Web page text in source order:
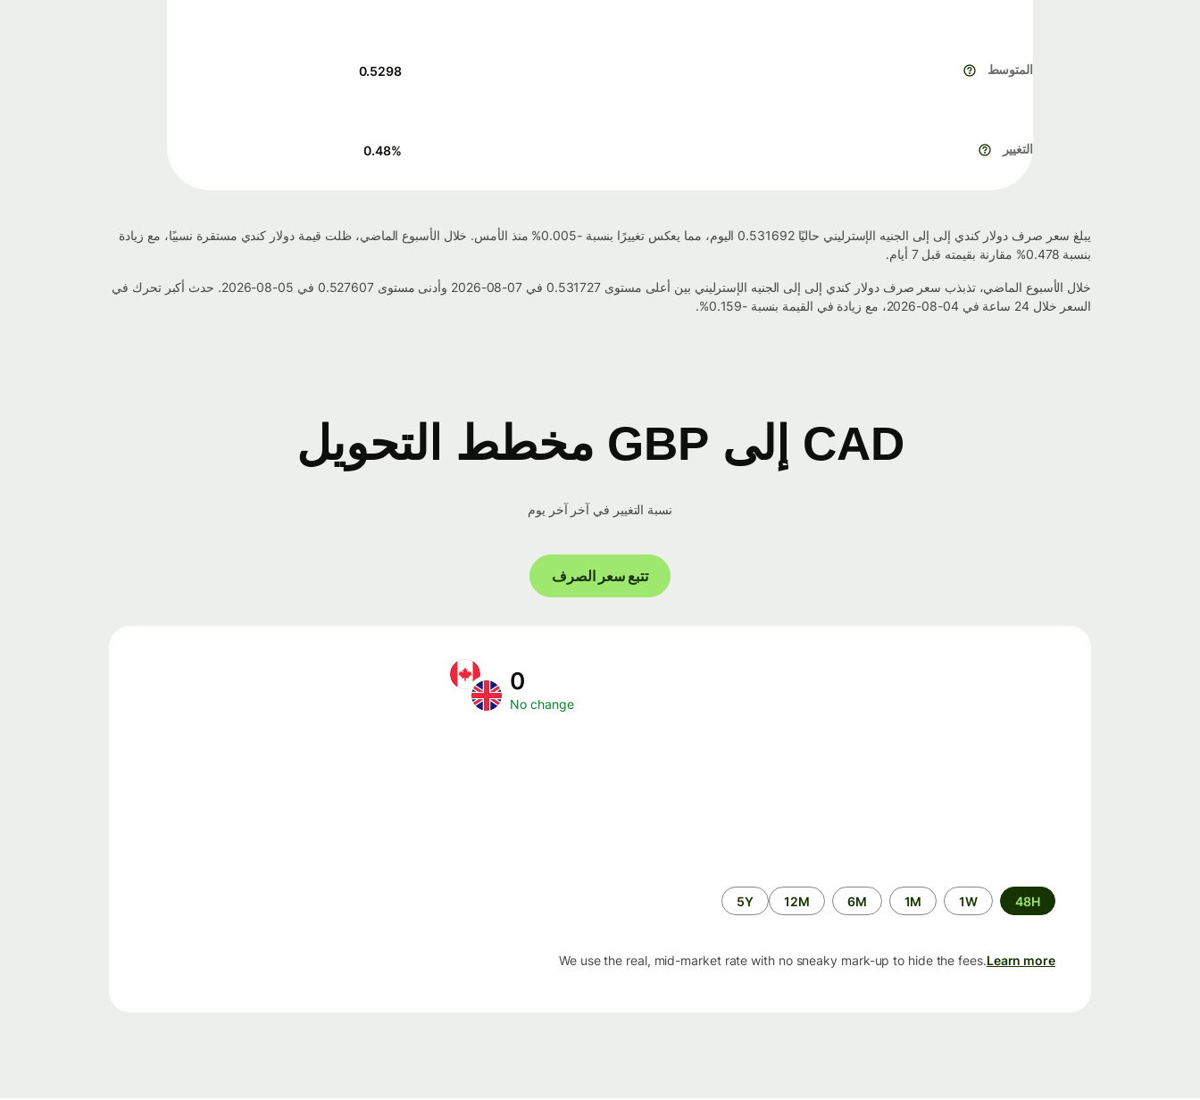
المتوسط 0.5298
التغيير 0.48%
يبلغ سعر صرف دولار كندي إلى إلى الجنيه الإسترليني حاليًا 0.531692 اليوم، مما يعكس تغييرًا بنسبة -0.005% منذ الأمس. خلال الأسبوع الماضي، ظلت قيمة دولار كندي مستقرة نسبيًا، مع زيادة
بنسبة 0.478% مقارنة بقيمته قبل 7 أيام.
خلال الأسبوع الماضي، تذبذب سعر صرف دولار كندي إلى إلى الجنيه الإسترليني بين أعلى مستوى 0.531727 في 07-08-2026 وأدنى مستوى 0.527607 في 05-08-2026. حدث أكبر تحرك في
السعر خلال 24 ساعة في 04-08-2026، مع زيادة في القيمة بنسبة -0.159%.
CAD إلى GBP مخطط التحويل
نسبة التغيير في آخر آخر يوم
تتبع سعر الصرف
0
No change
الفترة
الزمنية
48H
1W
1M
6M
12M
5Y
We use the real, mid-market rate with no sneaky mark-up to hide the fees.Learn more